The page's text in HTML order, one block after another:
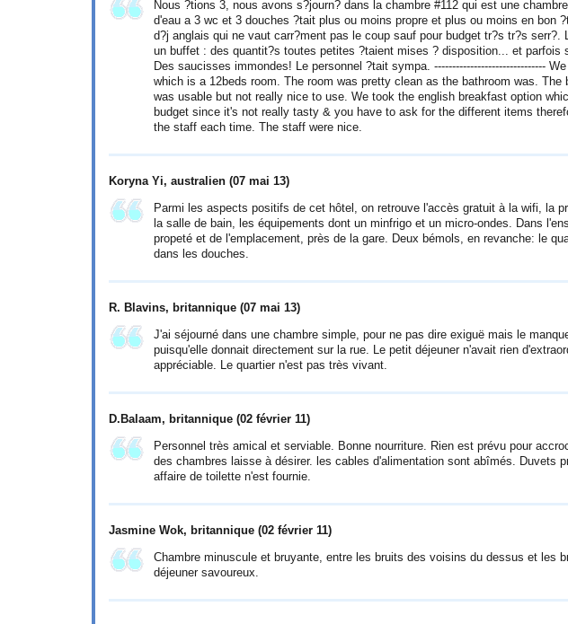
Nous ?tions 3, nous avons s?journ? dans la chambre #112 qui est une
d'eau a 3 wc et 3 douches ?tait plus ou moins propre et plus ou moins en bon
d?j anglais qui ne vaut carr?ment pas le coup sauf pour budget tr?s tr?s
un buffet : des quantit?s toutes petites ?taient mises ? disposition... et parfois
Des saucisses immondes! Le personnel ?tait sympa. -------------------------------
which is a 12beds room. The room was pretty clean as the bathroom was.
was usable but not really nice to use. We took the english breakfast option
budget since it's not really tasty & you have to ask for the different items
the staff each time. The staff were nice.
Koryna Yi, australien (07 mai 13)
Parmi les aspects positifs de cet hôtel, on retrouve l'accès gratuit à la wifi, la
la salle de bain, les équipements dont un minfrigo et un micro-ondes. Dans
propeté et de l'emplacement, près de la gare. Deux bémols, en revanche: le
dans les douches.
R. Blavins, britannique (07 mai 13)
J'ai séjourné dans une chambre simple, pour ne pas dire exiguë mais le
puisqu'elle donnait directement sur la rue. Le petit déjeuner n'avait rien
appréciable. Le quartier n'est pas très vivant.
D.Balaam, britannique (02 février 11)
Personnel très amical et serviable. Bonne nourriture. Rien est prévu pour
des chambres laisse à désirer. les cables d'alimentation sont abîmés. Duvets
affaire de toilette n'est fournie.
Jasmine Wok, britannique (02 février 11)
Chambre minuscule et bruyante, entre les bruits des voisins du dessus et les
déjeuner savoureux.